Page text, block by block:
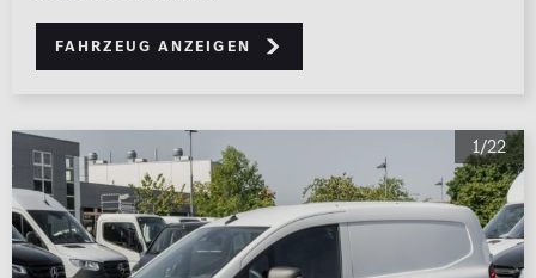
Fahrzeug anzeigen
1/22